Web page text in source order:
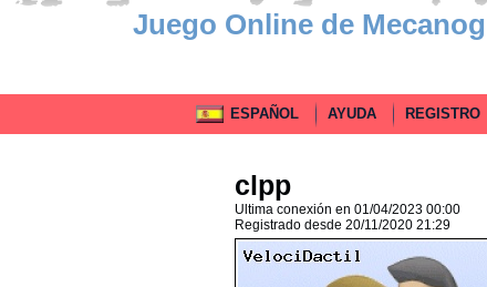
Juego Online de
ESPAÑOL AYUDA REGISTRO
clpp
Ultima conexión en 01/04/2023 00:00
Registrado desde 20/11/2020 21:29